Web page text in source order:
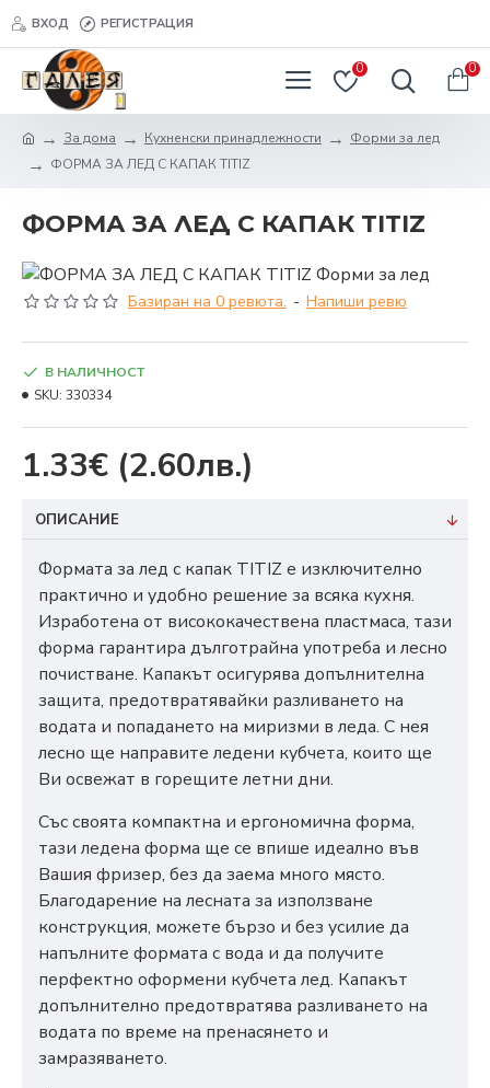
ВХОД РЕГИСТРАЦИЯ
0 0
За дома Кухненски принадлежности
Форми за лед
ФОРМА ЗА ЛЕД С КАПАК TITIZ
ФОРМА ЗА ЛЕД С КАПАК TITIZ
Базиран на 0 ревюта. - Напиши ревю
1.33€ (2.60лв.)
В НАЛИЧНОСТ
SKU: 330334
ОПИСАНИЕ
Формата за лед с капак TITIZ е изключително
практично и удобно решение за всяка кухня.
Изработена от висококачествена пластмаса, тази
форма гарантира дълготрайна употреба и лесно
почистване. Капакът осигурява допълнителна
защита, предотвратявайки разливането на
водата и попадането на миризми в леда. С нея
лесно ще направите ледени кубчета, които ще
Ви освежат в горещите летни дни.
Със своята компактна и ергономична форма,
тази ледена форма ще се впише идеално във
Вашия фризер, без да заема много място.
Благодарение на лесната за използване
конструкция, можете бързо и без усилие да
напълните формата с вода и да получите
перфектно оформени кубчета лед. Капакът
допълнително предотвратява разливането на
водата по време на пренасянето и
замразяването.